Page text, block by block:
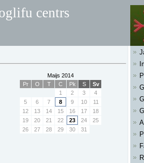
centrs
Maijs 2014
Pr
O T C Pk S
Sv
1
2 3
4
5
6 7 8 9 10
11
12
13 14 15 16 17
18
19
20 21 22 23 24
25
26
27 28 29 30
31